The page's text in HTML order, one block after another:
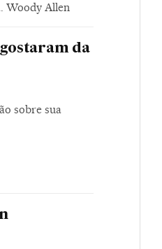
Woody Allen
da
sobre sua